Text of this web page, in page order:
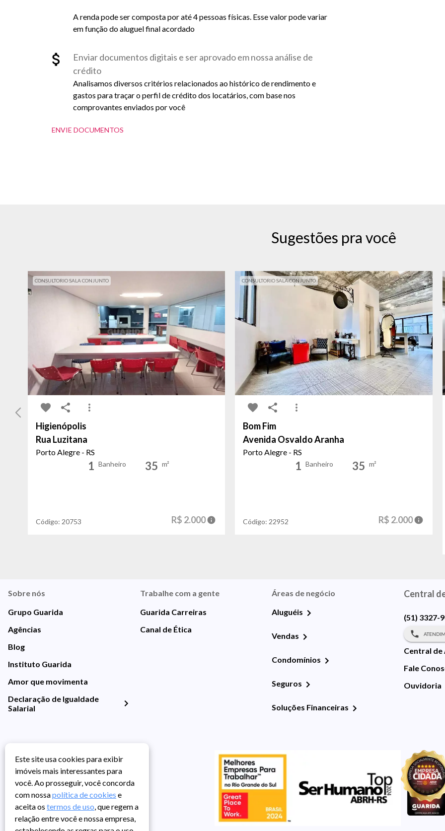
A renda pode ser composta por até 4 pessoas físicas. Esse valor pode variar
em função do aluguel final acordado
Enviar documentos digitais e ser aprovado em nossa análise de
crédito
Analisamos diversos critérios relacionados ao histórico de rendimento e
gastos para traçar o perfil de crédito dos locatários, com base nos
comprovantes enviados por você
ENVIE DOCUMENTOS
Sugestões pra você
CONSULTORIO SALA CONJUNTO
Higienópolis
Rua Luzitana
Porto Alegre - RS
1 Banheiro 35 m²
Código: 20753 R$ 2.000
CONSULTORIO SALA CONJUNTO
Bom Fim
Avenida Osvaldo Aranha
Porto Alegre - RS
1 Banheiro 35 m²
Código: 22952 R$ 2.000
Sobre nós
Grupo Guarida
Agências
Blog
Instituto Guarida
Amor que movimenta
Declaração de Igualdade
Salarial
Trabalhe com a gente
Guarida Carreiras
Canal de Ética
Áreas de negócio
Aluguéis
Vendas
Condomínios
Seguros
Soluções Financeiras
Central
(51) 3327-
Central de
Fale
Ouvidoria
Este site usa cookies para exibir
imóveis mais interessantes para
você. Ao prosseguir, você concorda
com nossapolítica de cookies e
aceita os termos de uso, que regem a
relação entre você e nossa empresa,